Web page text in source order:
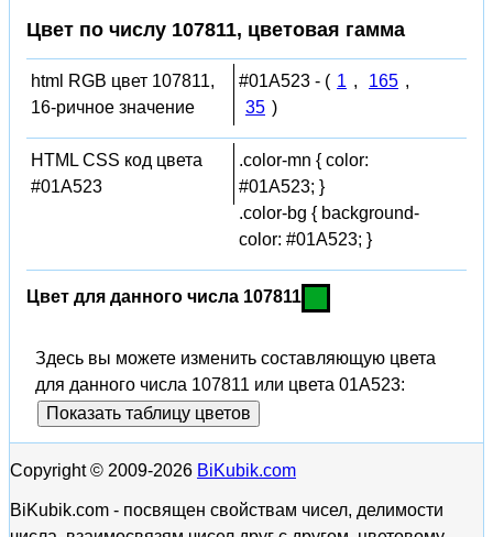
Цвет по числу 107811, цветовая гамма
html RGB цвет 107811,
16-ричное значение
#01A523 - ( 1 , 165 ,
35 )
HTML CSS код цвета
#01A523
.color-mn { color:
#01A523; }
.color-bg { background-
color: #01A523; }
Цвет для данного числа 107811
Здесь вы можете изменить составляющую цвета
для данного числа 107811 или цвета 01A523:
Показать таблицу цветов
Copyright © 2009-2026 BiKubik.com
BiKubik.com - посвящен свойствам чисел, делимости